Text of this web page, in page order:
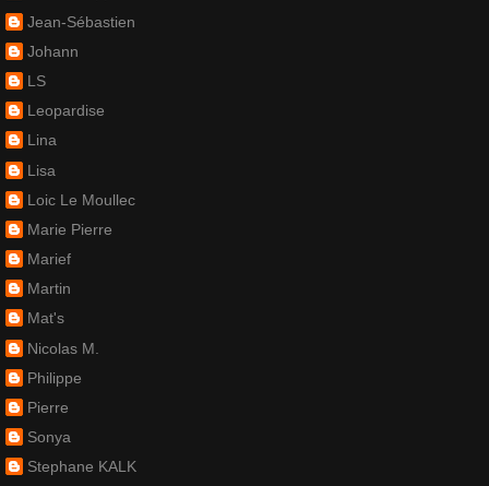
Jean-Sébastien
Johann
LS
Leopardise
Lina
Lisa
Loic Le Moullec
Marie Pierre
Marief
Martin
Mat's
Nicolas M.
Philippe
Pierre
Sonya
Stephane KALK